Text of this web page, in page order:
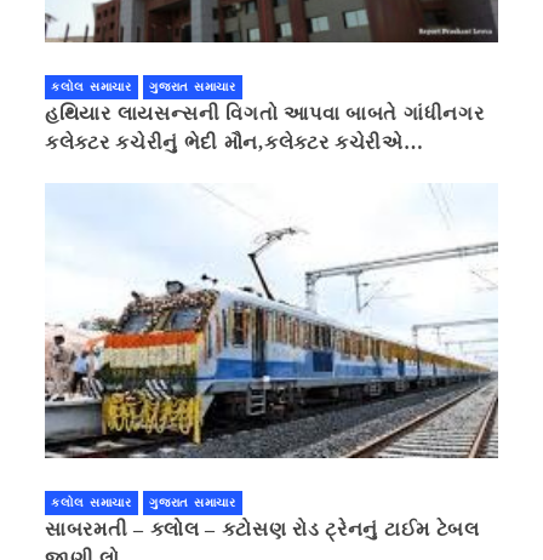
કલોલ સમાચાર ગુજરાત સમાચાર
હથિયાર લાયસન્સની વિગતો આપવા બાબતે ગાંધીનગર
કલેક્ટર કચેરીનું ભેદી મૌન,કલેક્ટર કચેરીએ
કલોલ સમાચાર ગુજરાત સમાચાર
સાબરમતી – કલોલ – કટોસણ રોડ ટ્રેનનું ટાઈમ ટેબલ